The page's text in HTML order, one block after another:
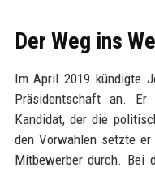
Der Weg ins
Im April 2019 kündigte
Präsidentschaft an.
Kandidat, der die
den Vorwahlen setzte
Mitbewerber durch. Bei